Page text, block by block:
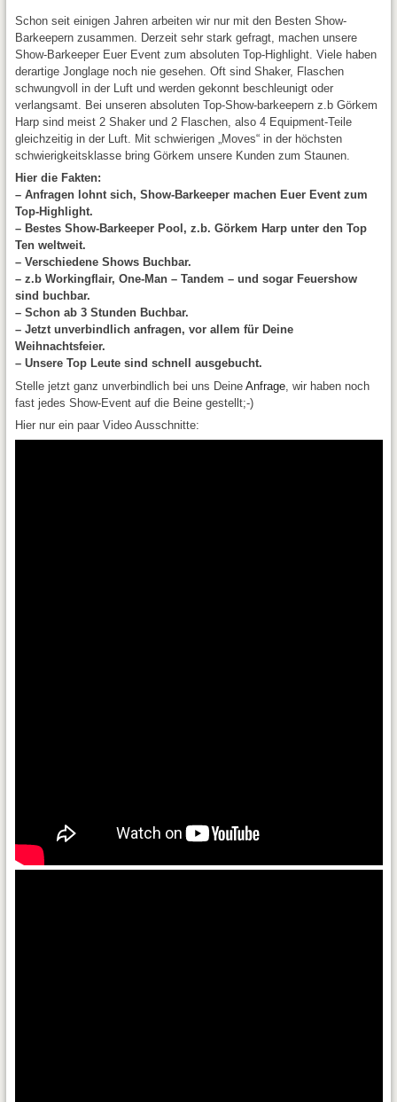
Schon seit einigen Jahren arbeiten wir nur mit den Besten Show-
Barkeepern zusammen. Derzeit sehr stark gefragt, machen unsere
Show-Barkeeper Euer Event zum absoluten Top-Highlight. Viele haben
derartige Jonglage noch nie gesehen. Oft sind Shaker, Flaschen
schwungvoll in der Luft und werden gekonnt beschleunigt oder
verlangsamt. Bei unseren absoluten Top-Show-barkeepern z.b Görkem
Harp sind meist 2 Shaker und 2 Flaschen, also 4 Equipment-Teile
gleichzeitig in der Luft. Mit schwierigen „Moves“ in der höchsten
schwierigkeitsklasse bring Görkem unsere Kunden zum Staunen.
Hier die Fakten:
– Anfragen lohnt sich, Show-Barkeeper machen Euer Event zum
Top-Highlight.
– Bestes Show-Barkeeper Pool, z.b. Görkem Harp unter den Top
Ten weltweit.
– Verschiedene Shows Buchbar.
– z.b Workingflair, One-Man – Tandem – und sogar Feuershow
sind buchbar.
– Schon ab 3 Stunden Buchbar.
– Jetzt unverbindlich anfragen, vor allem für Deine
Weihnachtsfeier.
– Unsere Top Leute sind schnell ausgebucht.
Stelle jetzt ganz unverbindlich bei uns Deine Anfrage, wir haben noch
fast jedes Show-Event auf die Beine gestellt;-)
Hier nur ein paar Video Ausschnitte: